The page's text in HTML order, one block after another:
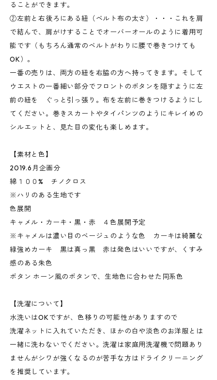
ることができます。
②左前と右後ろにある紐（ベルト布の太さ）・・・これを肩
で結んで、肩がけすることでオーバーオールのように着用可
能です（もちろん通常のベルトがわりに腰で巻きつけても
OK）。
一番の売りは、両方の紐を右脇の方へ持ってきます。そして
ウエストの一番細い部分でフロントのボタンを隠すように左
前の紐を ぐっと引っ張り。布を左前に巻きつけるようにし
てください。巻きスカートやタイパンツのようにキレイめの
シルエットと、見た目の変化も楽しめます。
【素材と色】
2019.6月企画分
綿１００% チノクロス
※ハリのある生地です
色展開
キャメル・カーキ・黒・赤 ４色展開予定
※キャメルは濃い目のベージュのような色 カーキは綺麗な
緑強めカーキ 黒は真っ黒 赤は発色はいいですが、くすみ
感のある朱色
ボタン ホーン風のボタンで、生地色に合わせた同系色
【洗濯について】
水洗いはOKですが、色移りの可能性がありますので
洗濯ネットに入れていただき、ほかの白や淡色のお洋服とは
一緒に洗わないでください。洗濯は家庭用洗濯機で問題あり
ませんがシワが強くなるのが苦手な方はドライクリーニング
を推奨しています。